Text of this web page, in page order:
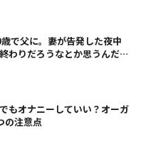
で父に。妻が告発した夜中
わりだろうなとか思うんだけ
もオナニーしていい？オーガ
の注意点